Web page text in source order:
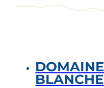
BLANCHE